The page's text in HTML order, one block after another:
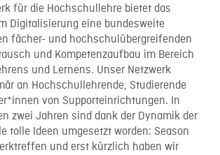
für die Hochschullehre bietet das
Digitalisierung eine bundesweite
fächer- und hochschulübergreifenden
und Kompetenzaufbau im Bereich
und Lernens. Unser Netzwerk
an Hochschullehrende, Studierende
von Supporteinrichtungen. In
zwei Jahren sind dank der Dynamik der
tolle Ideen umgesetzt worden: Season
und erst kürzlich haben wir